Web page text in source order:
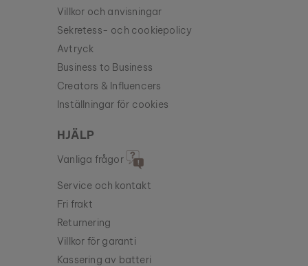
Villkor och anvisningar
Sekretess- och cookiepolicy
Avtryck
Business to Business
Creators & Influencers
Inställningar för cookies
HJÄLP
Vanliga frågor
Service och kontakt
Fri frakt
Returnering
Villkor för garanti
Kassering av batteri